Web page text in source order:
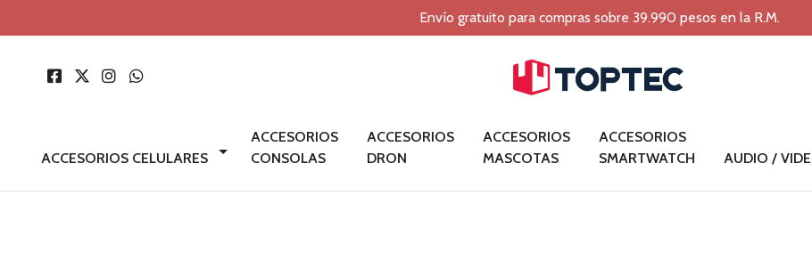
Envío gratuito para compras sobre 39.990 pesos en la R.M.
ACCESORIOS CELULARES
ACCESORIOS
CONSOLAS
ACCESORIOS
DRON
ACCESORIOS
MASCOTAS
ACCESORIOS
SMARTWATCH
AUDIO /